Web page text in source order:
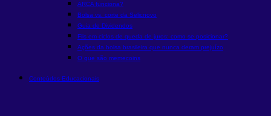
ARCA funciona?
Bolsa vs. corte da Selicnovo
Guia de Dividendos
Fiis em ciclos de queda de juros: como se posicionar?
Ações da bolsa brasileira que nunca deram prejuízo
O que são memecoins
Conteúdos Educacionais